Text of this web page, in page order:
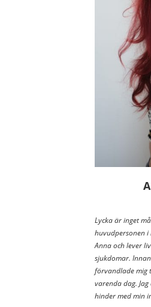
Lycka är inget
huvudpersonen
Anna och lever
sjukdomar.
förvandlade mig
varenda dag.
hinder med min